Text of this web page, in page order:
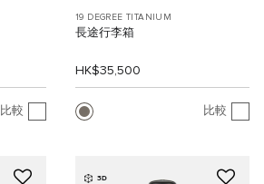
比較
19 DEGREE TITANIUM
長途行李箱
HK$35,500
比較
3D